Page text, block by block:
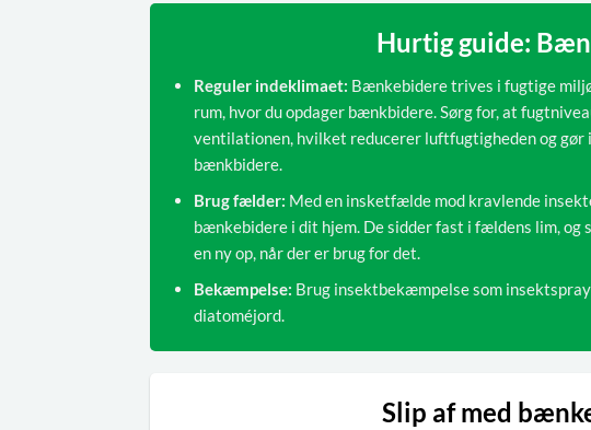
Hurtig guide:
Reguler indeklimaet: Bænkebidere trives i fugtige
rum, hvor du opdager bænkbidere. Sørg for, at
ventilationen, hvilket reducerer luftfugtigheden og
bænkbidere.
Brug fælder: Med en insketfælde mod kravlende
bænkebidere i dit hjem. De sidder fast i fældens lim, og
en ny op, når der er brug for det.
Bekæmpelse: Brug insektbekæmpelse som
diatoméjord.
Slip af med